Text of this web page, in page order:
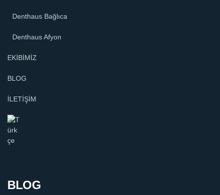
Denthaus Bağlıca
Denthaus Afyon
EKİBİMİZ
BLOG
İLETİŞİM
BLOG